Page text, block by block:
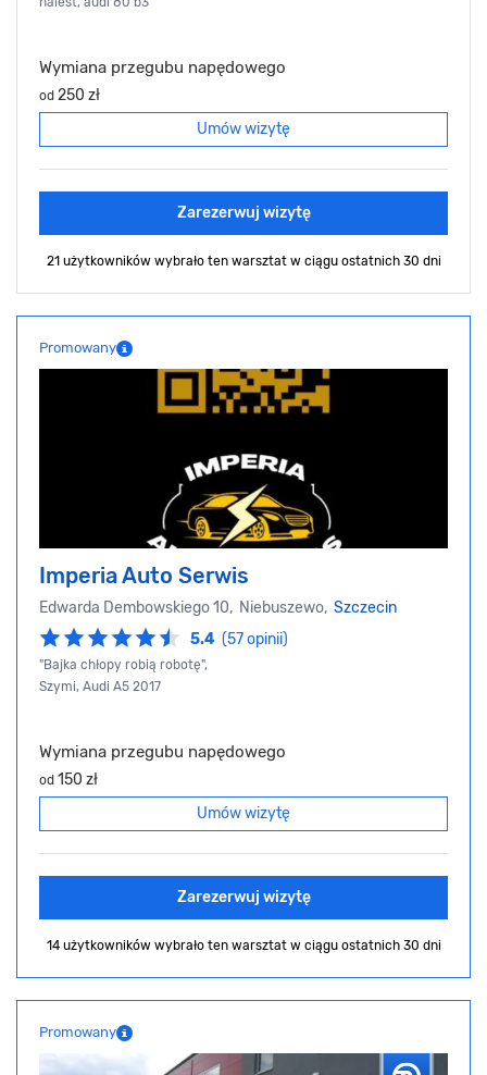
Wymiana przegubu napędowego
od 250 zł
Umów wizytę
Zarezerwuj wizytę
21 użytkowników wybrało ten warsztat w ciągu ostatnich 30 dni
Promowany
Imperia Auto Serwis
Edwarda Dembowskiego 10, Niebuszewo, Szczecin
5.4 (57 opinii)
"Bajka chłopy robią robotę",
Szymi, Audi A5 2017
Wymiana przegubu napędowego
od 150 zł
Umów wizytę
Zarezerwuj wizytę
14 użytkowników wybrało ten warsztat w ciągu ostatnich 30 dni
Promowany